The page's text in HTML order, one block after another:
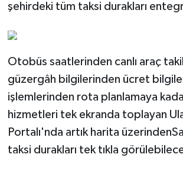
şehirdeki tüm taksi durakları
Otobüs saatlerinden canlı araç
güzergâh bilgilerinden ücret
işlemlerinden rota planlamaya
hizmetleri tek ekranda toplayan
Portalı'nda artık harita
taksi durakları tek tıkla